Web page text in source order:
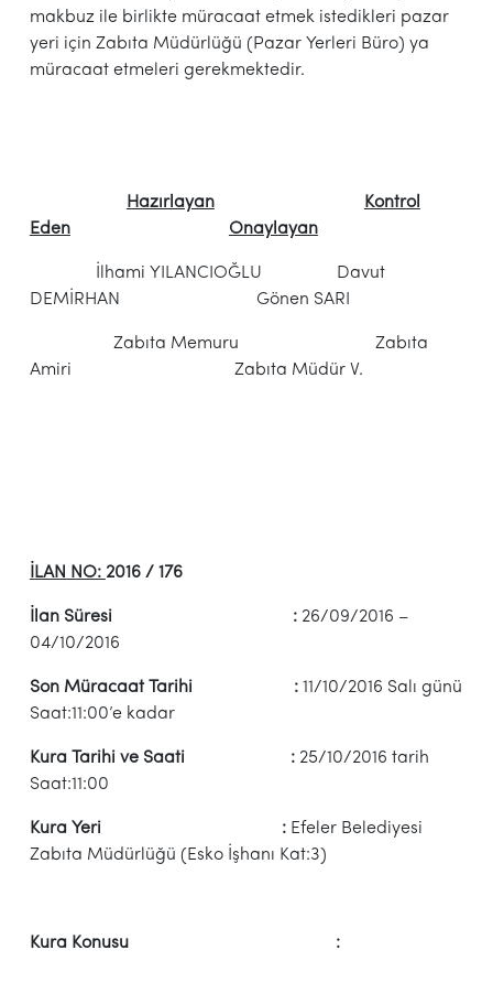
makbuz ile birlikte müracaat etmek istedikleri pazar
yeri için Zabıta Müdürlüğü (Pazar Yerleri Büro) ya
müracaat etmeleri gerekmektedir.
Hazırlayan
Kontrol
Eden
Onaylayan
İlhami YILANCIOĞLU Davut
DEMİRHAN Gönen SARI
Zabıta Memuru Zabıta
Amiri Zabıta Müdür V.
İLAN NO: 2016 / 176
İlan Süresi : 26/09/2016 –
04/10/2016
Son Müracaat Tarihi : 11/10/2016 Salı günü
Saat:11:00’e kadar
Kura Tarihi ve Saati : 25/10/2016 tarih
Saat:11:00
Kura Yeri : Efeler Belediyesi
Zabıta Müdürlüğü (Esko İşhanı Kat:3)
Kura Konusu :